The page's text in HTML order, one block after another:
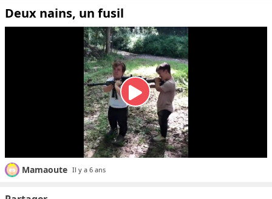
Deux nains, un fusil
Mamaoute Il y a 6 ans